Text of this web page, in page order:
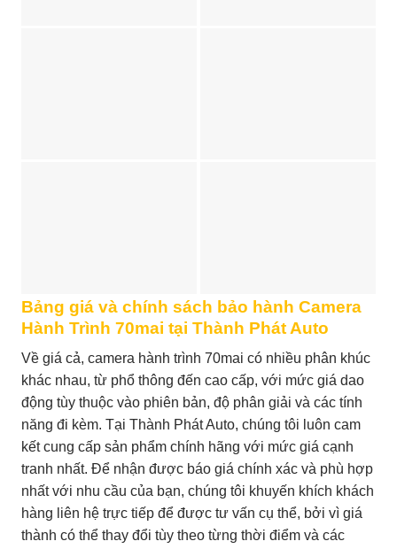
Bảng giá và chính sách bảo hành Camera
Hành Trình 70mai tại Thành Phát Auto
Về giá cả, camera hành trình 70mai có nhiều phân khúc
khác nhau, từ phổ thông đến cao cấp, với mức giá dao
động tùy thuộc vào phiên bản, độ phân giải và các tính
năng đi kèm. Tại Thành Phát Auto, chúng tôi luôn cam
kết cung cấp sản phẩm chính hãng với mức giá cạnh
tranh nhất. Để nhận được báo giá chính xác và phù hợp
nhất với nhu cầu của bạn, chúng tôi khuyến khích khách
hàng liên hệ trực tiếp để được tư vấn cụ thể, bởi vì giá
thành có thể thay đổi tùy theo từng thời điểm và các